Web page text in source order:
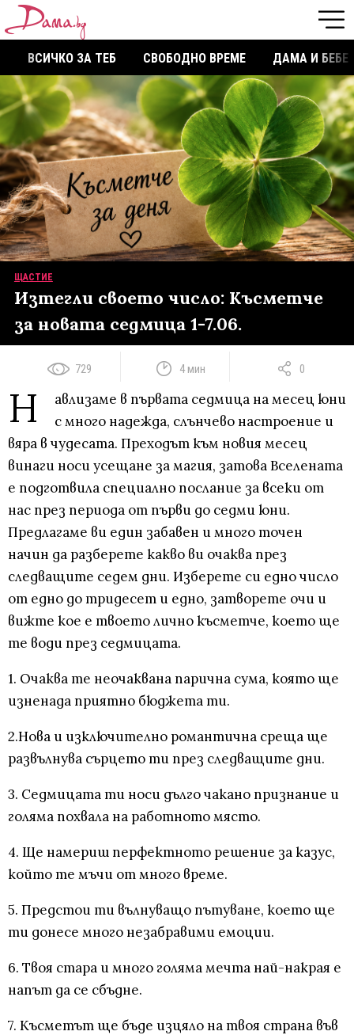
ВСИЧКО ЗА ТЕБ СВОБОДНО ВРЕМЕ ДАМА И БЕБЕ
ЩАСТИЕ
Изтегли своето число: Късметче
за новата седмица 1-7.06.
729 4 мин 0
Н
авлизаме в първата седмица на месец юни
с много надежда, слънчево настроение и
вяра в чудесата. Преходът към новия месец
винаги носи усещане за магия, затова Вселената
е подготвила специално послание за всеки от
нас през периода от първи до седми юни.
Предлагаме ви един забавен и много точен
начин да разберете какво ви очаква през
следващите седем дни. Изберете си едно число
от едно до тридесет и едно, затворете очи и
вижте кое е твоето лично късметче, което ще
те води през седмицата.
1. Очаква те неочаквана парична сума, която ще
изненада приятно бюджета ти.
2.Нова и изключително романтична среща ще
развълнува сърцето ти през следващите дни.
3. Седмицата ти носи дълго чакано признание и
голяма похвала на работното място.
4. Ще намериш перфектното решение за казус,
който те мъчи от много време.
5. Предстои ти вълнуващо пътуване, което ще
ти донесе много незабравими емоции.
6. Твоя стара и много голяма мечта най-накрая е
напът да се сбъдне.
7. Късметът ще бъде изцяло на твоя страна във